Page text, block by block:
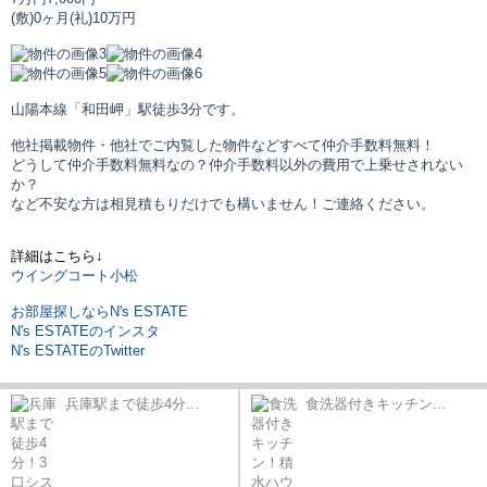
(敷)0ヶ月 (礼)10万円
山陽本線「和田岬」駅徒歩3分です。
他社掲載物件・他社でご内覧した物件などすべて仲介手数料無料！
どうして仲介手数料無料なの？仲介手数料以外の費用で上乗せされない
か？
など不安な方は相見積もりだけでも構いません！ご連絡ください。
詳細はこちら↓
ウイングコート小松
お部屋探しならN's ESTATE
N's ESTATEのインスタ
N's ESTATEのTwitter
兵庫駅まで徒歩4分... 食洗器付きキッチン...